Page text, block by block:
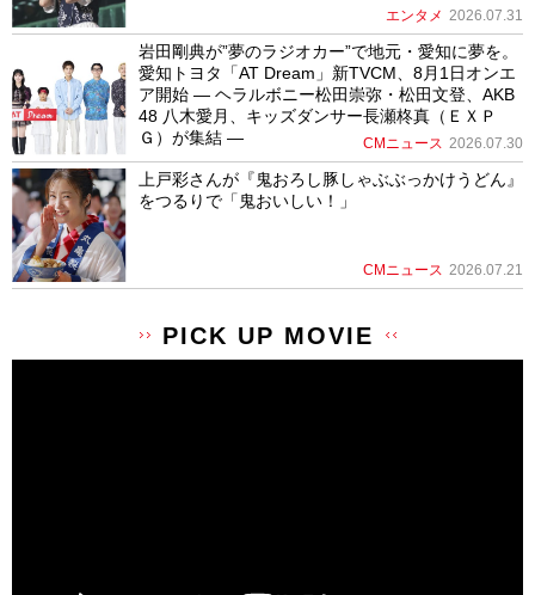
エンタメ 2026.07.31
岩田剛典が”夢のラジオカー”で地元・愛知に夢を。
愛知トヨタ「AT Dream」新TVCM、8月1日オンエ
ア開始 ― ヘラルボニー松田崇弥・松田文登、AKB
48 八木愛月、キッズダンサー長瀬柊真（ＥＸＰ
Ｇ）が集結 ―
CMニュース 2026.07.30
上戸彩さんが『鬼おろし豚しゃぶぶっかけうどん』
をつるりで「鬼おいしい！」
CMニュース 2026.07.21
PICK UP MOVIE